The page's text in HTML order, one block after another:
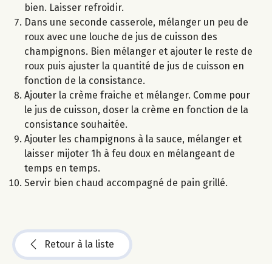
bien. Laisser refroidir.
Dans une seconde casserole, mélanger un peu de
roux avec une louche de jus de cuisson des
champignons. Bien mélanger et ajouter le reste de
roux puis ajuster la quantité de jus de cuisson en
fonction de la consistance.
Ajouter la crème fraiche et mélanger. Comme pour
le jus de cuisson, doser la crème en fonction de la
consistance souhaitée.
Ajouter les champignons à la sauce, mélanger et
laisser mijoter 1h à feu doux en mélangeant de
temps en temps.
Servir bien chaud accompagné de pain grillé.
Retour à la liste